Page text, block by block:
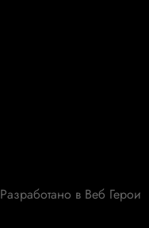
Разработано в Веб Герои